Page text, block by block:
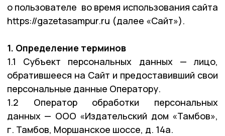
о пользователе во время использования сайта
https://gazetasampur.ru (далее «Сайт»).
1. Определение терминов
1.1 Субъект персональных данных — лицо,
обратившееся на Сайт и предоставивший свои
персональные данные Оператору.
1.2 Оператор обработки персональных
данных — ООО «Издательский дом «Тамбов»,
г. Тамбов, Моршанское шоссе, д. 14а.